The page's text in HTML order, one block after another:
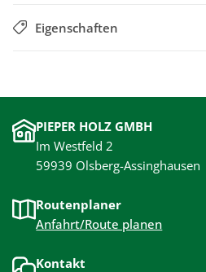
Eigenschaften
PIEPER HOLZ GMBH
Im Westfeld 2
59939 Olsberg-Assinghausen
Routenplaner
Anfahrt/Route planen
Kontakt